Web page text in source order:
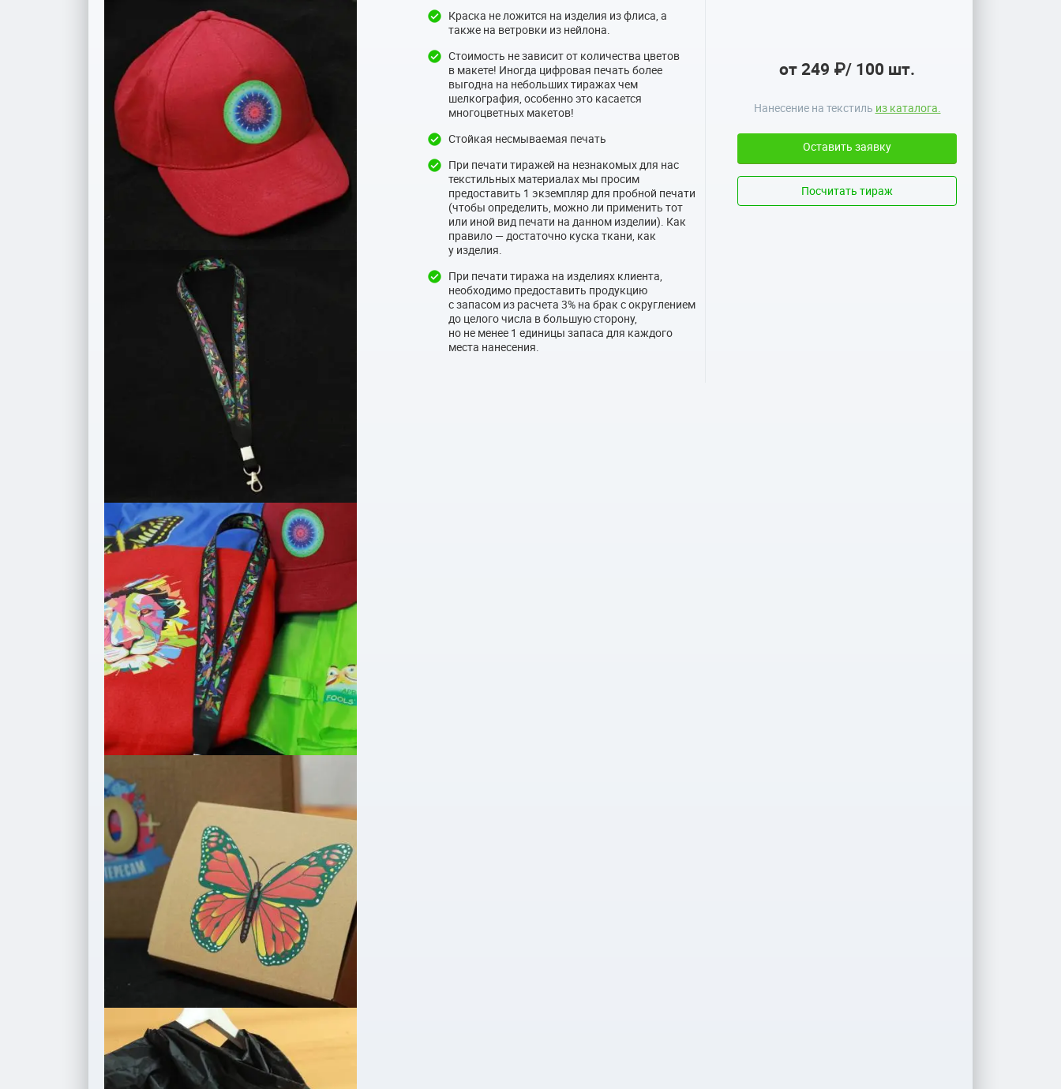
Краска не ложится на изделия из флиса, а
также на ветровки из нейлона.
Стоимость не зависит от количества цветов
в макете! Иногда цифровая печать более
выгодна на небольших тиражах чем
шелкография, особенно это касается
многоцветных макетов!
Стойкая несмываемая печать
При печати тиражей на незнакомых для нас
текстильных материалах мы просим
предоставить 1 экземпляр для пробной печати
(чтобы определить, можно ли применить тот
или иной вид печати на данном изделии). Как
правило — достаточно куска ткани, как
у изделия.
При печати тиража на изделиях клиента,
необходимо предоставить продукцию
с запасом из расчета 3% на брак с округлением
до целого числа в большую сторону,
но не менее 1 единицы запаса для каждого
места нанесения.
от 249 ₽/ 100 шт.
Нанесение на текстиль из каталога.
Оставить заявку
Посчитать тираж